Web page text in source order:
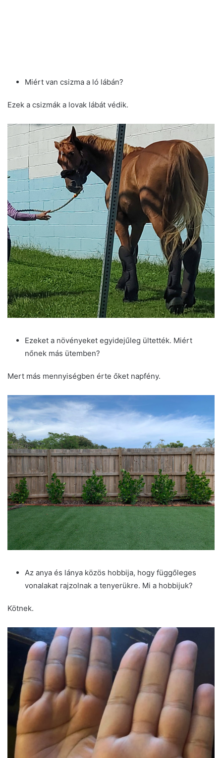
Miért van csizma a ló lábán?
Ezek a csizmák a lovak lábát védik.
Ezeket a növényeket egyidejűleg ültették. Miért
nőnek más ütemben?
Mert más mennyiségben érte őket napfény.
Az anya és lánya közös hobbija, hogy függőleges
vonalakat rajzolnak a tenyerükre. Mi a hobbijuk?
Kötnek.